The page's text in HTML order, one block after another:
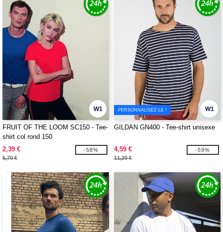
W1
FRUIT OF THE LOOM SC150 - Tee-
shirt col rond 150
2,39 €
5,70 €
-58%
W1
PERSONNALISEZ-LE !
GILDAN GN400 - Tee-shirt unisexe
4,59 €
11,20 €
-59%